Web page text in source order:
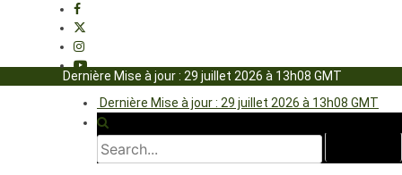
Dernière Mise à jour : 29 juillet 2026 à 13h08 GMT
Dernière Mise à jour : 29 juillet 2026 à 13h08 GMT